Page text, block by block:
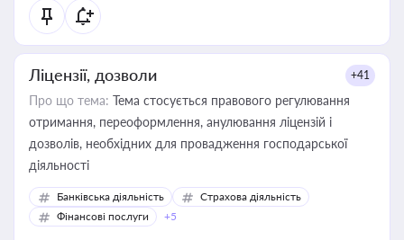
Ліцензії, дозволи +41
Про що тема: Тема стосується правового регулювання
отримання, переоформлення, анулювання ліцензій і
дозволів, необхідних для провадження господарської
діяльності
Банківська діяльність
Страхова діяльність
Фінансові послуги
+5